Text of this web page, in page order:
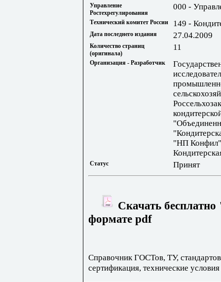
Управление
Ростехрегулирования
000 -
Технический комитет России 149 -
Дата последнего издания 27.04.2009
Количество страниц
(оригинала)
11
Организация - Разработчик
"НП
Статус Принят
Скачать
формате pdf
Справочник ГОСТов, ТУ,
сертификация, технические условия